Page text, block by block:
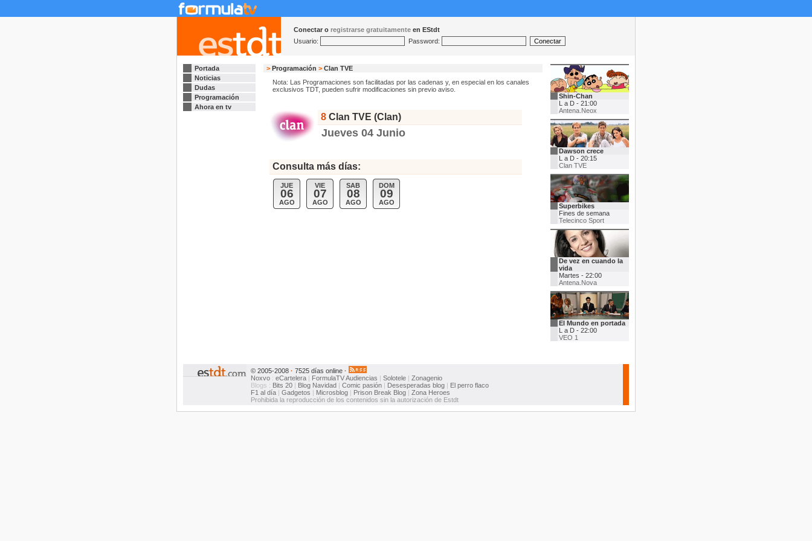
Conectar o registrarse gratuitamente en EStdt
Usuario:
Password:
Portada
Noticias
Dudas
Programación
Ahora en tv
> Programación > Clan TVE
Nota: Las Programaciones son facilitadas por las cadenas y, en especial en los canales
exclusivos TDT, pueden sufrir modificaciones sin previo aviso.
8 Clan TVE (Clan)
Jueves 04 Junio
Consulta más días:
JUE
06
AGO
VIE
07
AGO
SAB
08
AGO
DOM
09
AGO
Shin-Chan
L a D - 21:00
Antena.Neox
Dawson crece
L a D - 20:15
Clan TVE
Superbikes
Fines de semana
Telecinco Sport
De vez en cuando la
vida
Martes - 22:00
Antena.Nova
El Mundo en portada
L a D - 22:00
VEO 1
© 2005-2008 · 7525 días online ·
Noxvo : eCartelera | FormulaTVAudiencias | Solotele | Zonagenio
Blogs : Bits 20 | Blog Navidad | Comic pasión | Desesperadas blog | El perro flaco
F1 al día | Gadgetos | Microsblog | Prison Break Blog | Zona Heroes
Prohibida la reproducción de los contenidos sin la autorización de Estdt